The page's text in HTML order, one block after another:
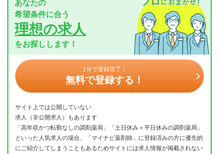
あなたの
希望条件に合う
理想の求人
をお探しします！
1分で登録完了！
無料で登録する！
サイト上では公開していない
求人（非公開求人）もあります
「高年収かつ転勤なしの調剤薬局」「土日休み＋平日休みの調剤薬局」
といった人気求人の場合、「マイナビ薬剤師」に登録済みの方に優先的
にご紹介してしまうこともあるためサイトには求人情報が掲載されない